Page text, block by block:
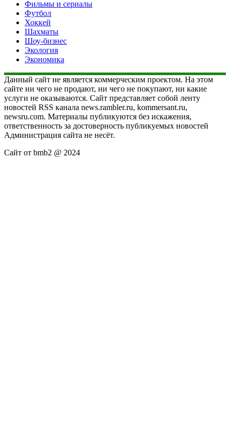
Фильмы и сериалы
Футбол
Хоккей
Шахматы
Шоу-бизнес
Экология
Экономика
Данный сайт не является коммерческим проектом. На этом
сайте ни чего не продают, ни чего не покупают, ни какие
услуги не оказываются. Сайт представляет собой ленту
новостей RSS канала news.rambler.ru, kommersant.ru,
newsru.com. Материалы публикуются без искажения,
ответственность за достоверность публикуемых новостей
Администрация сайта не несёт.
Сайт от bmb2 @ 2024